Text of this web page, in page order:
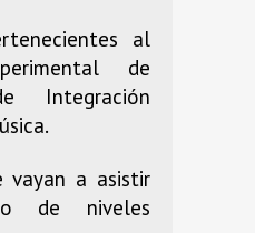
al
de
Integración
vayan a asistir
de niveles